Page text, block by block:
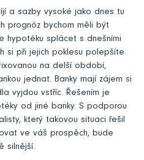
a sazby vysoké jako dnes tu
prognóz bychom měli být
hypotéku splácet s dnešními
si při jejich poklesu polepšíte.
na delší období,
jednat. Banky mají zájem si
vyjdou vstříc. Řešením je
od jiné banky. S podporou
který takovou situaci řešil
ve váš prospěch, bude
silnější.